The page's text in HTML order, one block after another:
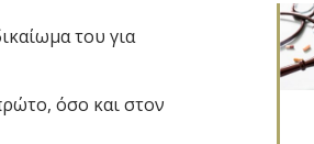
του για
όσο και στον